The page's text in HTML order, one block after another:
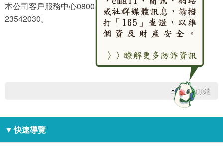
本公司客戶服務中心0800–700365或撥手機付費電話04–
23542030。
回網頁頂端
▼ 快速導覽